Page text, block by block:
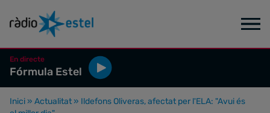
En directe
Fórmula Estel
Inici » Actualitat » Ildefons Oliveras, afectat per l'ELA: "Avui és